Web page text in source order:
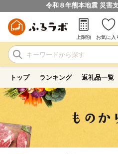
令和８年熊本地震 災害
上限額 お気に入
トップ ランキング 返礼品一覧